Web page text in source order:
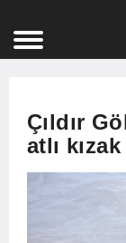
Çıldır
atlı